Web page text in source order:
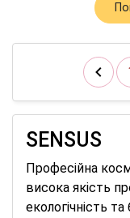
SENSUS
Професійна
висока якість
екологічність